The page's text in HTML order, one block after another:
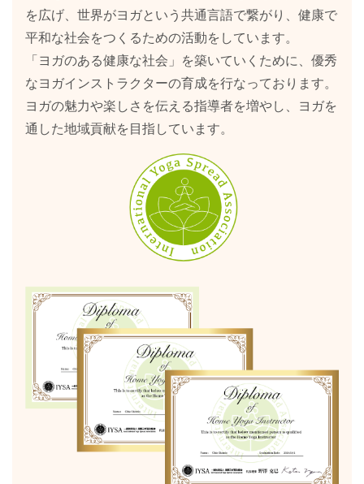
を広げ、世界がヨガという共通言語で繋がり、健康で
平和な社会をつくるための活動をしています。
「ヨガのある健康な社会」を築いていくために、優秀
なヨガインストラクターの育成を行なっております。
ヨガの魅力や楽しさを伝える指導者を増やし、ヨガを
通した地域貢献を目指しています。